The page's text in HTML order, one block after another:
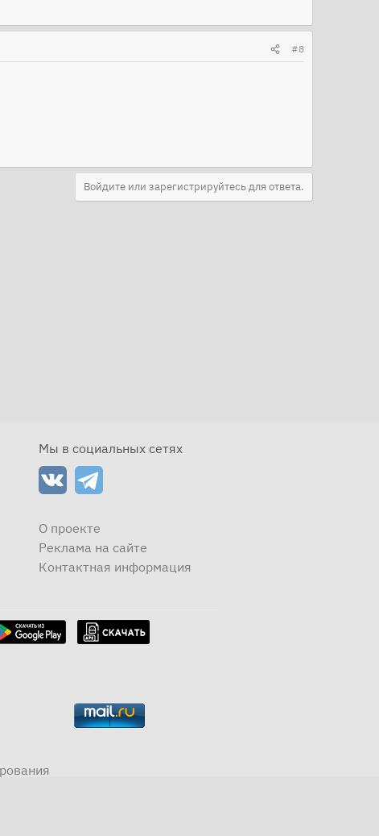
#8
Войдите или зарегистрируйтесь для ответа.
Мы в социальных сетях
О проекте
Реклама на сайте
Контактная информация